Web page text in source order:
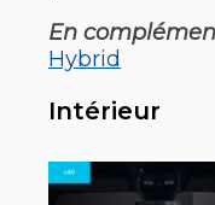
En
Hybrid
Intérieur